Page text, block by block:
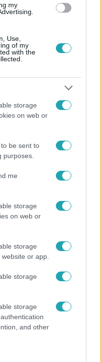
my
Use,
of my
with the
storage
on web or
be sent to
purposes.
me
storage
on web or
storage
or app.
storage
storage
and other
#FUTBALL
jött vissza a 100%-